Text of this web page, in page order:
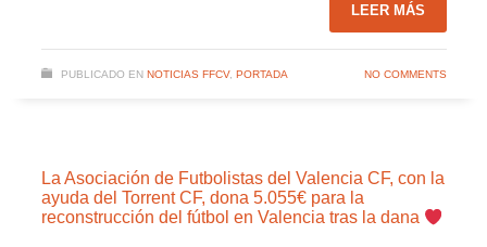
LEER MÁS
PUBLICADO EN NOTICIAS FFCV, PORTADA NO COMMENTS
La Asociación de Futbolistas del Valencia CF, con la
ayuda del Torrent CF, dona 5.055€ para la
reconstrucción del fútbol en Valencia tras la dana